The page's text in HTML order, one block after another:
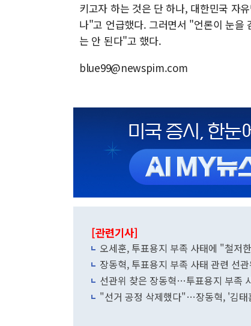
키고자 하는 것은 단 하나, 대한민국 자
나"고 언급했다. 그러면서 "언론이 눈을
는 안 된다"고 했다.
blue99@newspim.com
[관련기사]
오세훈, 투표용지 부족 사태에 "철저
장동혁, 투표용지 부족 사태 관련 선
선관위 찾은 장동혁…투표용지 부족
"선거 공정 삭제했다"…장동혁, '김태